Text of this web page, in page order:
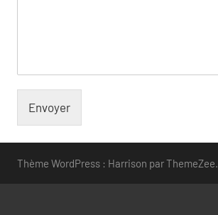
Envoyer
Thème WordPress : Harrison par ThemeZee.